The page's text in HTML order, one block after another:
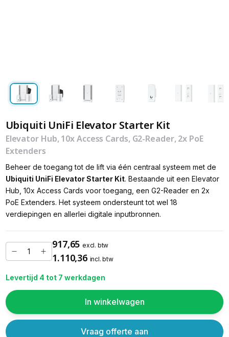
Ubiquiti UniFi Elevator Starter Kit
Elevator Hub, 10x Access Cards, G2-Reader, 2x PoE
Extenders
Beheer de toegang tot de lift via één centraal systeem met de
Ubiquiti UniFi Elevator Starter Kit. Bestaande uit een Elevator
Hub, 10x Access Cards voor toegang, een G2-Reader en 2x
PoE Extenders. Het systeem ondersteunt tot wel 18
verdiepingen en allerlei digitale inputbronnen.
917,65 excl. btw
1.110,36 incl. btw
Levertijd 4 tot 7 werkdagen
In winkelwagen
Vraag offerte aan